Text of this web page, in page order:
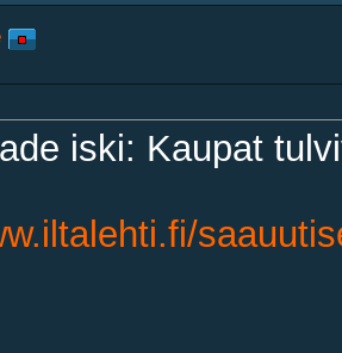
iski: Kaupat